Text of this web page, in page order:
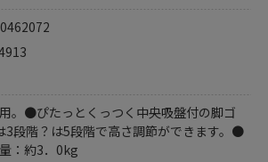
。●ぴたっとくっつく中央吸盤付の脚ゴ
段階？は5段階で高さ調節ができます。●
：約3．0kg